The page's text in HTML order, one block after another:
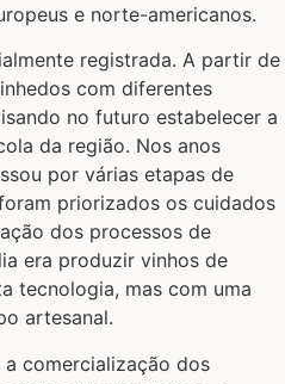
e norte-americanos.
registrada. A partir de
com diferentes
no futuro estabelecer a
da região. Nos anos
por várias etapas de
priorizados os cuidados
dos processos de
era produzir vinhos de
tecnologia, mas com uma
artesanal.
comercialização dos